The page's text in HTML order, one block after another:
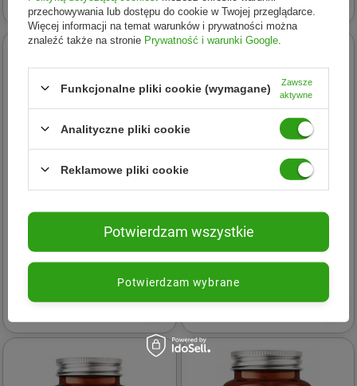
UNS NAC N-acetylo-L-
cysteina 150 mg
139,53 zł
UNS
UNS Mastika + Bioperine na
pokarmowego 60 vege kaps.
61,44 zł
przechowywania lub dostępu do cookie w Twojej przeglądarce.
Więcej informacji na temat warunków i prywatności można
znaleźć także na stronie Prywatność i warunki Google
Funkcjonalne pliki cookie (wymagane)
Zawsze
aktywne
Analityczne pliki cookie
Reklamowe pliki cookie
Potwierdzam wybrane
Potwierdzam wszystkie